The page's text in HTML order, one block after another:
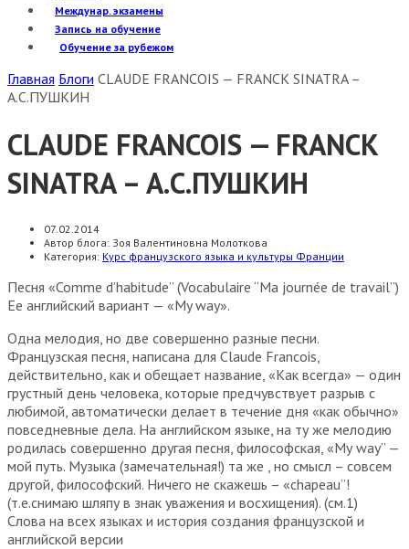
Междунар. экзамены
Запись на обучение
Обучение за рубежом
Главная Блоги СLAUDE FRANCOIS — FRANCK SINATRA –
А.С.ПУШКИН
СLAUDE FRANCOIS — FRANCK
SINATRA – А.С.ПУШКИН
07.02.2014
Автор блога: Зоя Валентиновна Молоткова
Категория: Курс французского языка и культуры Франции
Песня «Comme d’habitude” (Vocabulaire “Ma journée de travail”)
Ее английский вариант — «My way».
Одна мелодия, но две совершенно разные песни.
Французская песня, написана для Claude Francois,
действительно, как и обещает название, «Как всегда» — один
грустный день человека, которые предчувствует разрыв с
любимой, автоматически делает в течение дня «как обычно»
повседневные дела. На английском языке, на ту же мелодию
родилась совершенно другая песня, философская, «Му way” —
мой путь. Музыка (замечательная!) та же , но смысл – совсем
другой, философский. Ничего не скажешь – «chapeau”!
(т.е.снимаю шляпу в знак уважения и восхищения). (см.1)
Cлова на всех языках и история создания французской и
английской версии